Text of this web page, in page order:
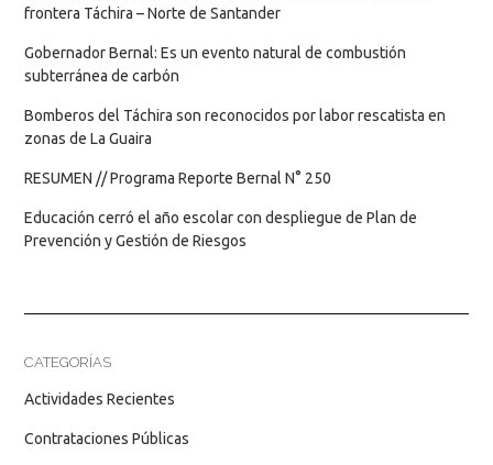
frontera Táchira – Norte de Santander
Gobernador Bernal: Es un evento natural de combustión
subterránea de carbón
Bomberos del Táchira son reconocidos por labor rescatista en
zonas de La Guaira
RESUMEN // Programa Reporte Bernal N° 250
Educación cerró el año escolar con despliegue de Plan de
Prevención y Gestión de Riesgos
CATEGORÍAS
Actividades Recientes
Contrataciones Públicas